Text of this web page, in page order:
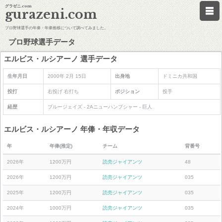
グラゼニ.com
gurazeni.com
プロ野球選手の年俸・年俸推移について調べてみました。
プロ野球選手データ
エルビス・ルシアーノ 選手データ
生年月日 2000年 2月 15日 出身地 ドミニカ共和国
投打 右投げ 右打ち ポジション 投手
経歴 ブルージェイズ - 2Aニューハンプシャー - 巨人
エルビス・ルシアーノ 年俸・年収データ
年 年俸(推定) チーム 背番号
2026年 1200万円 読売ジャイアンツ 48
2026年 1200万円 読売ジャイアンツ 035
2025年 1200万円 読売ジャイアンツ 035
2024年 1000万円 読売ジャイアンツ 035